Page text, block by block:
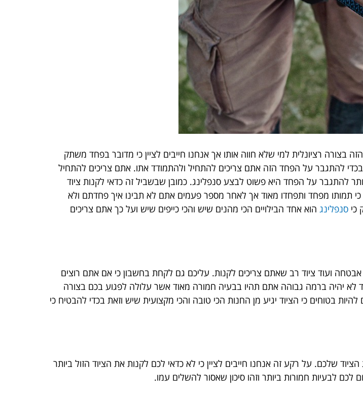
רציונלית למי שלא חווה אותו אך אנחנו חייבים לציין כי מדובר בפחד משתק
להתגבר על הפחד הזה אתם צריכים להתחיל ולהתמודד אתו. אתם צריכים להתחיל
להתגבר על הפחד היא פשוט לבצע סנפלינג. כמובן שבשביל זה כדאי לקנות ציוד
תמותו מפחד ותפחדו מאוד אך לאחר מספר פעמים אתם לא תבינו איך פחדתם ולא
כי סנפלינג הוא אחד הבילויים הכי מהנים שיש והכי כייפים שיש ועל כך אתם צריכים
ועוד ציוד רב שאתם צריכים לקנות. עליכם גם לקחת בחשבון כי אם אתם רוצים
לא יהיה ברמה גבוהה אתם תהיו בבעיה חמורה מאוד אשר עלולה לפגוע בכם בצורה
בטוחים כי הציוד יגיע מן החנות הכי טובה והכי מקצועית שיש וזאת בכדי להבטיח כי
שלכם. על רקע זה אנחנו חייבים לציין כי לא כדאי לכם לקנות את הציוד הזול ביותר
לכם לבעיות חמורות ביותר וזהו סיכון שאסור להשלים עמו.